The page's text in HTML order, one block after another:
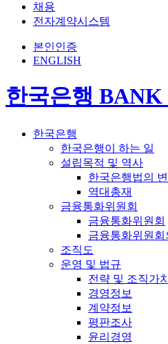
채용
전자계약시스템
본인인증
ENGLISH
한국은행
한국은행
한국은행이 하는 일
설립목적 및 역사
한국은행법의
역대총재
금융통화위원회
금융통화위원회
금융통화위원회
조직도
운영 및 법규
전략 및 조직가치
경영정보
계약정보
평판조사
윤리경영